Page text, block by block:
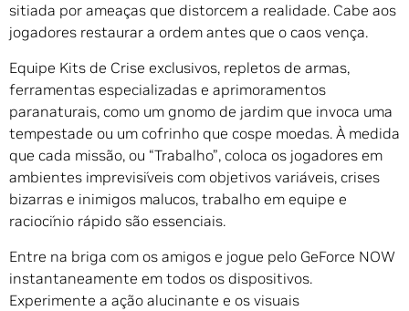
sitiada por ameaças que distorcem a realidade. Cabe aos
jogadores restaurar a ordem antes que o caos vença.
Equipe Kits de Crise exclusivos, repletos de armas,
ferramentas especializadas e aprimoramentos
paranaturais, como um gnomo de jardim que invoca uma
tempestade ou um cofrinho que cospe moedas. À medida
que cada missão, ou “Trabalho”, coloca os jogadores em
ambientes imprevisíveis com objetivos variáveis, crises
bizarras e inimigos malucos, trabalho em equipe e
raciocínio rápido são essenciais.
Entre na briga com os amigos e jogue pelo GeForce NOW
instantaneamente em todos os dispositivos.
Experimente a ação alucinante e os visuais